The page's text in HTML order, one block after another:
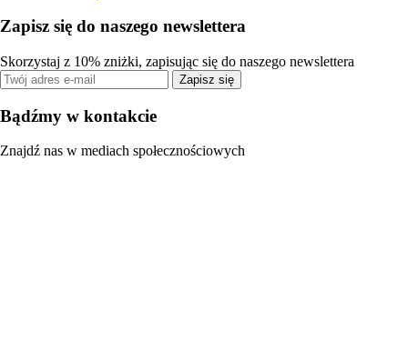
Zapisz się do naszego newslettera
Skorzystaj z 10% zniżki, zapisując się do naszego newslettera
Zapisz się
Bądźmy w kontakcie
Znajdź nas w mediach społecznościowych